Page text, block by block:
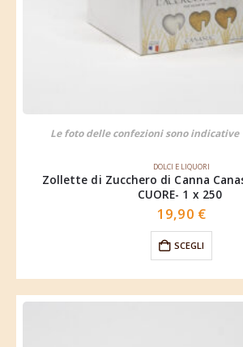
Le foto delle confezioni sono indicative
DOLCI E LIQUORI
Zollette di Zucchero di Canna
CUORE- 1 x 250
19,90 €
SCEGLI